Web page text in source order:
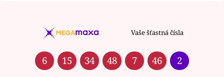
Vaše šťastná čísla
6 15 34 48 7 46 2